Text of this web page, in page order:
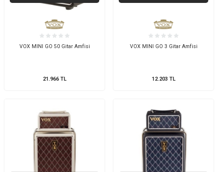
VOX MINI GO 50 Gitar Amfisi
21.966TL
VOX MINI GO 3 Gitar Amfisi
12.203 TL